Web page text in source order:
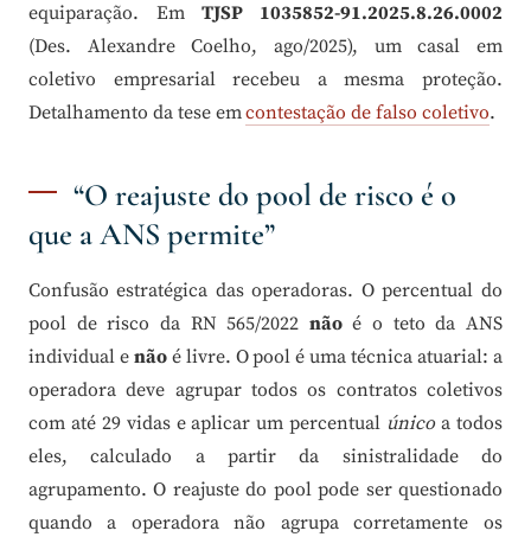
equiparação. EmTJSP 1035852-91.2025.8.26.0002
(Des. Alexandre Coelho, ago/2025), um casal em
coletivo empresarial recebeu a mesma proteção.
Detalhamento da tese emcontestação de falso coletivo.
“O reajuste do pool de risco é o
que a ANS permite”
Confusão estratégica das operadoras. O percentual do
pool de risco da RN 565/2022 nãoé o teto da ANS
individual e nãoé livre. O pool é uma técnica atuarial: a
operadora deve agrupar todos os contratos coletivos
com até 29 vidas e aplicar um percentual único a todos
eles, calculado a partir da sinistralidade do
agrupamento. O reajuste do pool pode ser questionado
quando a operadora não agrupa corretamente os